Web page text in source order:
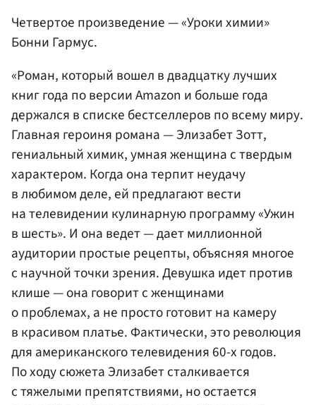
Четвертое произведение — «Уроки химии»
Бонни Гармус.
«Роман, который вошел в двадцатку лучших
книг года по версии Amazon и больше года
держался в списке бестселлеров по всему миру.
Главная героиня романа — Элизабет Зотт,
гениальный химик, умная женщина с твердым
характером. Когда она терпит неудачу
в любимом деле, ей предлагают вести
на телевидении кулинарную программу «Ужин
в шесть». И она ведет — дает миллионной
аудитории простые рецепты, объясняя многое
с научной точки зрения. Девушка идет против
клише — она говорит с женщинами
о проблемах, а не просто готовит на камеру
в красивом платье. Фактически, это революция
для американского телевидения 60-х годов.
По ходу сюжета Элизабет сталкивается
с тяжелыми препятствиями, но остается